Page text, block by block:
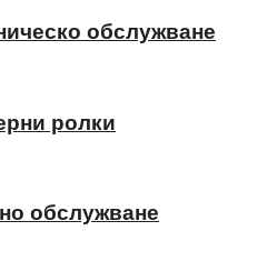
обслужване
ролки
обслужване